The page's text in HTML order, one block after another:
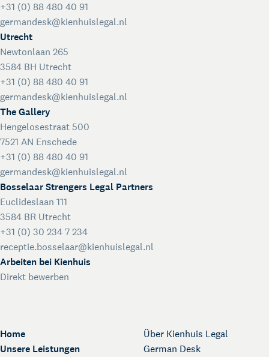
Home
Unsere Leistungen
Über Kienhuis Legal
German Desk
+31 (0) 88 480 40 91
germandesk@kienhuislegal.nl
Utrecht
Newtonlaan 265
3584 BH Utrecht
+31 (0) 88 480 40 91
germandesk@kienhuislegal.nl
The Gallery
Hengelosestraat 500
7521 AN Enschede
+31 (0) 88 480 40 91
germandesk@kienhuislegal.nl
Bosselaar Strengers Legal Partners
Euclideslaan 111
3584 BR Utrecht
+31 (0) 30 234 7 234
receptie.bosselaar@kienhuislegal.nl
Arbeiten bei Kienhuis
Direkt bewerben